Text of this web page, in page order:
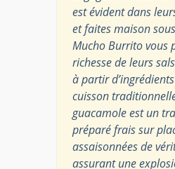
est évident dans
et faites maison
Mucho Burrito vous
richesse de leurs
à partir
cuisson
guacamole est un
préparé frais sur
assaisonnées de
assurant une